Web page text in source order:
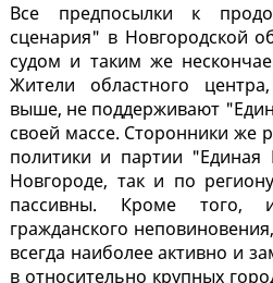
Все предпосылки к
сценария" в Новгородской
судом и таким же
Жители областного
выше, не поддерживают
своей массе. Сторонники же
политики и партии "Единая
Новгороде, так и по
пассивны. Кроме того,
гражданского
всегда наиболее активно и
в относительно крупных